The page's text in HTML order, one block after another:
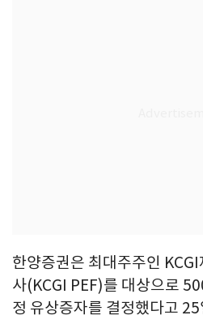
한양증권은 최대주주인
사(KCGI PEF)를 대상으로
정 유상증자를 결정했다고